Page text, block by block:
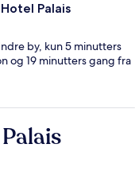
Palais
by, kun 5 minutters
og 19 minutters gang fra